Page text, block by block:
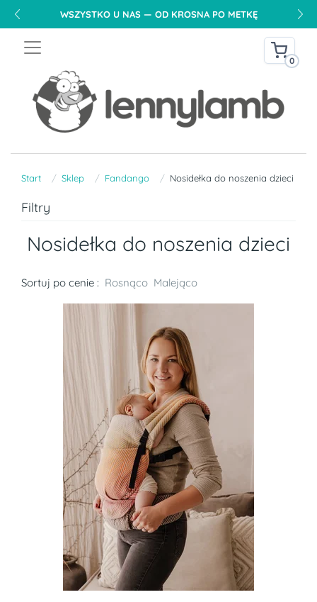
WSZYSTKO U NAS — OD KROSNA PO METKĘ
0
Start Sklep Fandango Nosidełka do noszenia dzieci
Filtry
Nosidełka do noszenia dzieci
Sortuj po cenie : Rosnąco Malejąco